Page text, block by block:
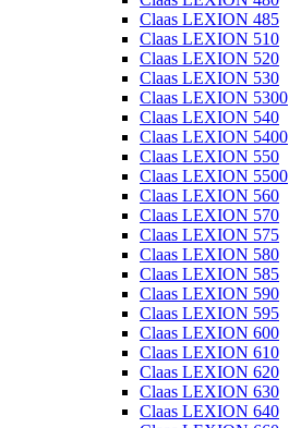
Claas LEXION 485
Claas LEXION 510
Claas LEXION 520
Claas LEXION 530
Claas LEXION 5300
Claas LEXION 540
Claas LEXION 5400
Claas LEXION 550
Claas LEXION 5500
Claas LEXION 560
Claas LEXION 570
Claas LEXION 575
Claas LEXION 580
Claas LEXION 585
Claas LEXION 590
Claas LEXION 595
Claas LEXION 600
Claas LEXION 610
Claas LEXION 620
Claas LEXION 630
Claas LEXION 640